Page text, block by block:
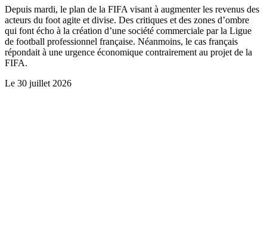
Depuis mardi, le plan de la FIFA visant à augmenter les revenus des
acteurs du foot agite et divise. Des critiques et des zones d’ombre
qui font écho à la création d’une société commerciale par la Ligue
de football professionnel française. Néanmoins, le cas français
répondait à une urgence économique contrairement au projet de la
FIFA.
Le 30 juillet 2026